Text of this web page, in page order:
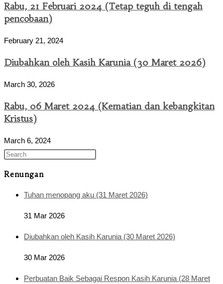
Rabu, 21 Februari 2024 (Tetap teguh di tengah
pencobaan)
February 21, 2024
Diubahkan oleh Kasih Karunia (30 Maret 2026)
March 30, 2026
Rabu, 06 Maret 2024 (Kematian dan kebangkitan
Kristus)
March 6, 2024
Renungan
Tuhan menopang aku (31 Maret 2026)
31 Mar 2026
Diubahkan oleh Kasih Karunia (30 Maret 2026)
30 Mar 2026
Perbuatan Baik Sebagai Respon Kasih Karunia (28 Maret